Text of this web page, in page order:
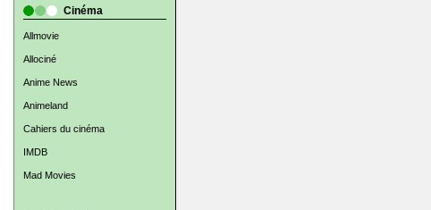
Cinéma
Allmovie
Allociné
Anime News
Animeland
Cahiers du cinéma
IMDB
Mad Movies